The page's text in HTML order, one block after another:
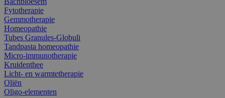
Fytotherapie
Gemmotherapie
Homeopathie
Tubes Granules-Globuli
Tandpasta homeopathie
Micro-immunotherapie
Kruidenthee
Licht- en warmtetherapie
Oliën
Oligo-elementen